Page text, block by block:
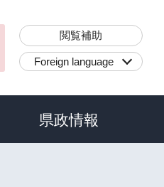
閲覧補助
Foreign language
県政情報